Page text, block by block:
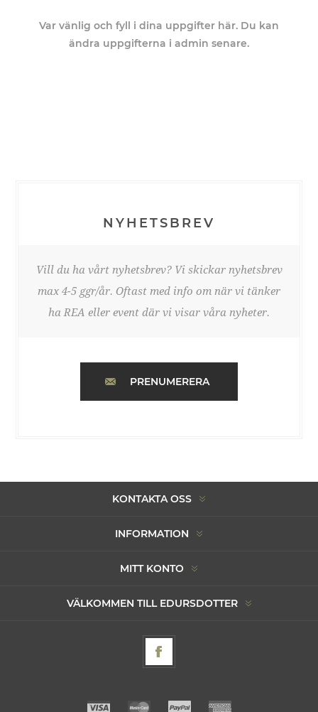
Var vänlig och fyll i dina uppgifter här. Du kan
ändra uppgifterna i admin senare.
NYHETSBREV
Vill du ha vårt nyhetsbrev? Vi skickar nyhetsbrev
max 4-5 ggr/år. Oftast med info om när vi tänker
ha REA eller event där vi visar våra nyheter.
PRENUMERERA
KONTAKTA OSS
INFORMATION
MITT KONTO
VÄLKOMMEN TILL EDURSDOTTER